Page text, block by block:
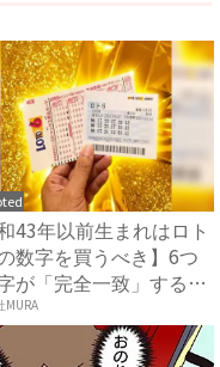
和43年以前生まれはロト
数字を買うべき】6つ
が「完全一致」する
MURA